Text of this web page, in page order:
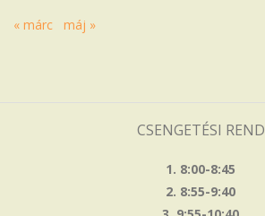
« márc máj »
CSENGETÉSI REND
1. 8:00-8:45
2. 8:55-9:40